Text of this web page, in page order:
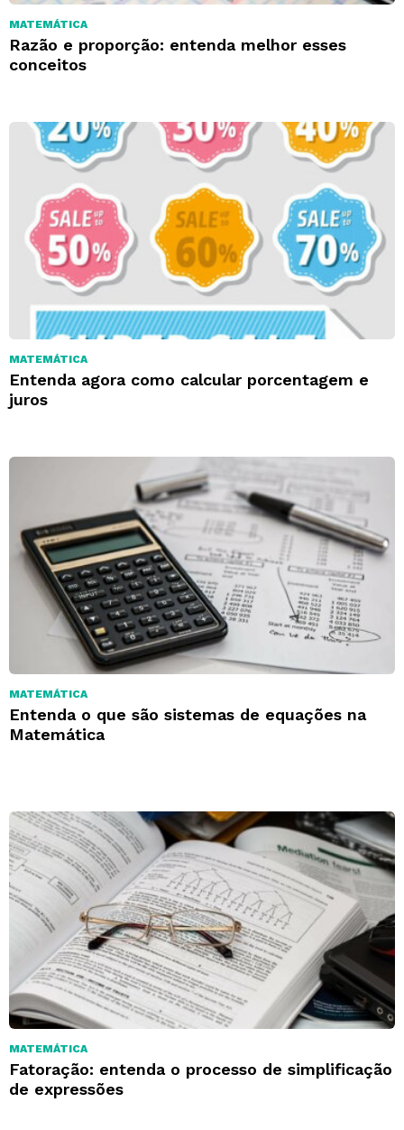
MATEMÁTICA
Razão e proporção: entenda melhor esses
conceitos
MATEMÁTICA
Entenda agora como calcular porcentagem e
juros
MATEMÁTICA
Entenda o que são sistemas de equações na
Matemática
MATEMÁTICA
Fatoração: entenda o processo de simplificação
de expressões